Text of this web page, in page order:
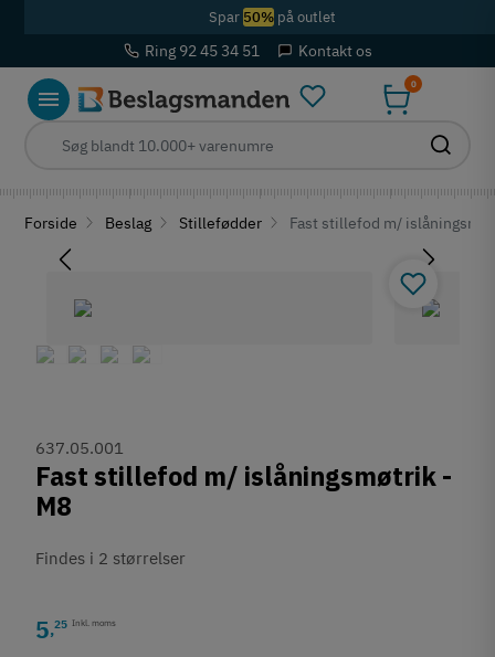
Spar 50%på outlet
Ring 92 45 34 51 Kontakt os
0
Forside Beslag Stillefødder Fast stillefod m/
637.05.001
Fast stillefod m/ islåningsmøtrik -
M8
Findes i 2 størrelser
5,25 Inkl. moms